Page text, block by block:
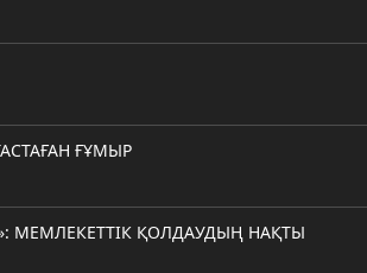
ҒҰМЫР
МЕМЛЕКЕТТІК ҚОЛДАУДЫҢ НАҚТЫ